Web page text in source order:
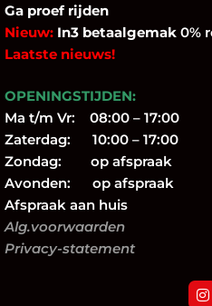
Ga proef rijden
Nieuw: In3 betaalgemak 0%
Laatste nieuws!
OPENINGSTIJDEN:
Ma t/m Vr: 08:00 – 17:00
Zaterdag: 10:00 – 17:00
Zondag: op afspraak
Avonden: op afspraak
Afspraak aan huis
Alg.voorwaarden
Privacy-statement